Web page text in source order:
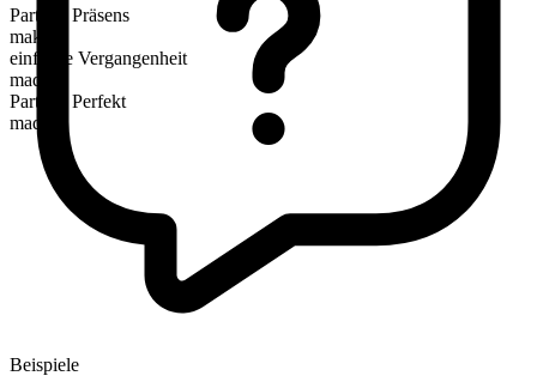
Partizip Präsens
making
einfache Vergangenheit
made
Partizip Perfekt
made
Beispiele